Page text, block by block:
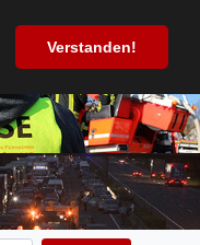
Verstanden!